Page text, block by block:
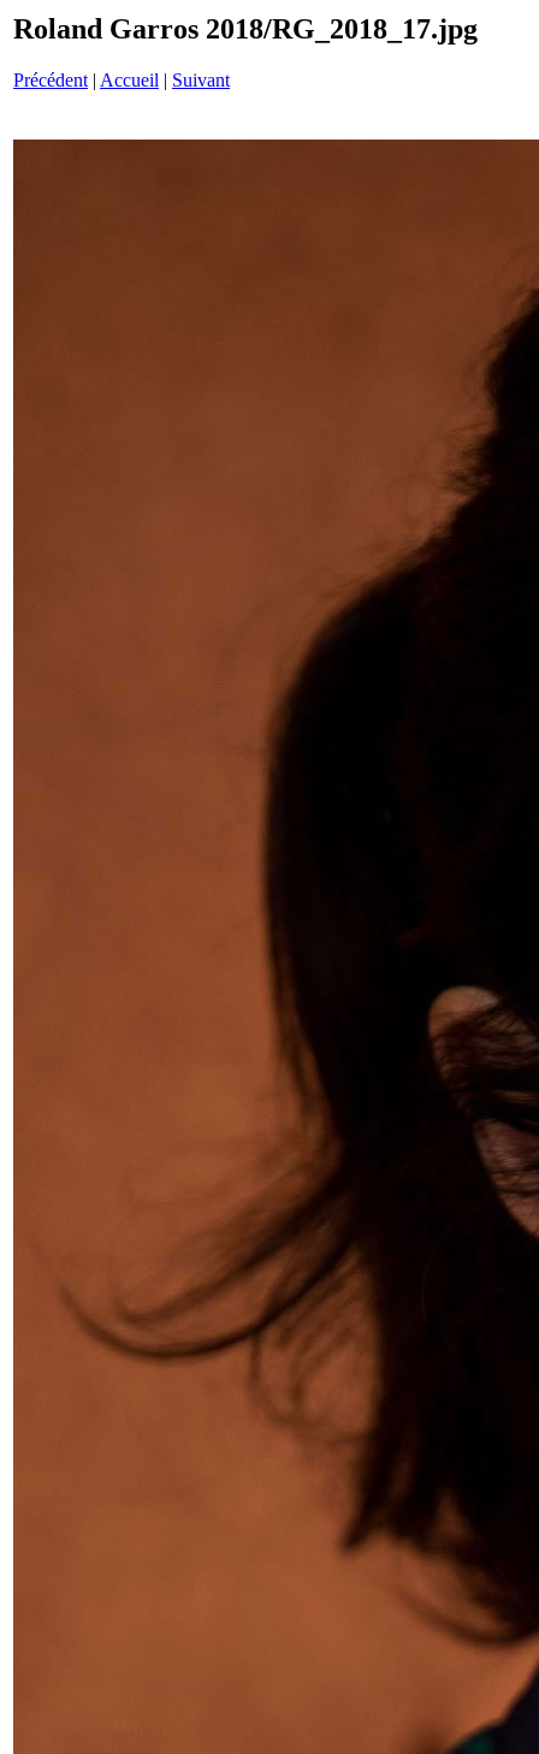
Roland Garros 2018/RG_2018_17.jpg
Précédent | Accueil | Suivant